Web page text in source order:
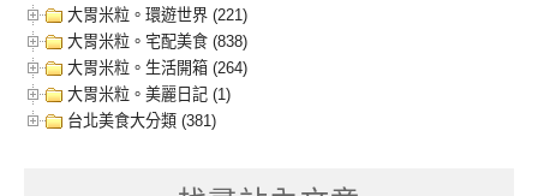
大胃米粒。環遊世界 (221)
大胃米粒。宅配美食 (838)
大胃米粒。生活開箱 (264)
大胃米粒。美麗日記 (1)
台北美食大分類 (381)